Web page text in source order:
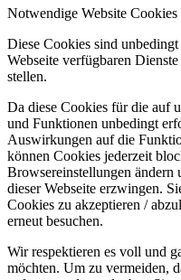
Notwendige Website Cookies
Diese Cookies sind
Webseite verfügbaren
stellen.
Da diese Cookies für die auf
und Funktionen unbedingt
Auswirkungen auf die
können Cookies jederzeit
Browsereinstellungen
dieser Webseite erzwingen.
Cookies zu akzeptieren /
erneut besuchen.
Wir respektieren es voll und
möchten. Um zu vermeiden,